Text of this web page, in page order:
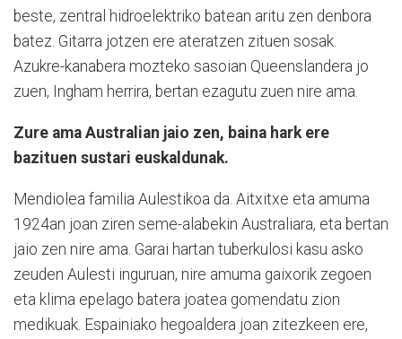
beste, zentral hidroelektriko batean aritu zen denbora
batez. Gitarra jotzen ere ateratzen zituen sosak.
Azukre-kanabera mozteko sasoian Queenslandera jo
zuen, Ingham herrira, bertan ezagutu zuen nire ama.
Zure ama Australian jaio zen, baina hark ere
bazituen sustari euskaldunak.
Mendiolea familia Aulestikoa da. Aitxitxe eta amuma
1924an joan ziren seme-alabekin Australiara, eta bertan
jaio zen nire ama. Garai hartan tuberkulosi kasu asko
zeuden Aulesti inguruan, nire amuma gaixorik zegoen
eta klima epelago batera joatea gomendatu zion
medikuak. Espainiako hegoaldera joan zitezkeen ere,